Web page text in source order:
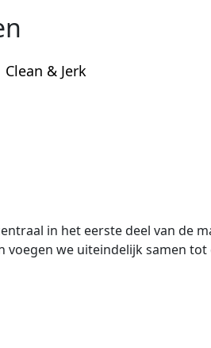
Clean & Jerk
in het eerste deel van de
voegen we uiteindelijk samen